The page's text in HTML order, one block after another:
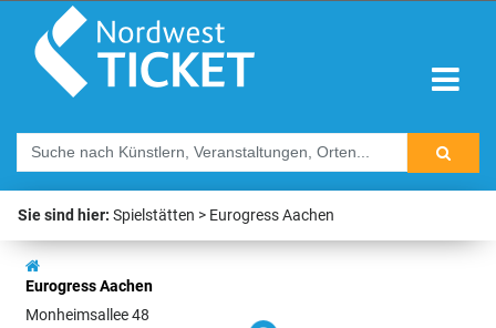
Sie sind hier: Spielstätten Eurogress Aachen
Eurogress Aachen
Monheimsallee 48